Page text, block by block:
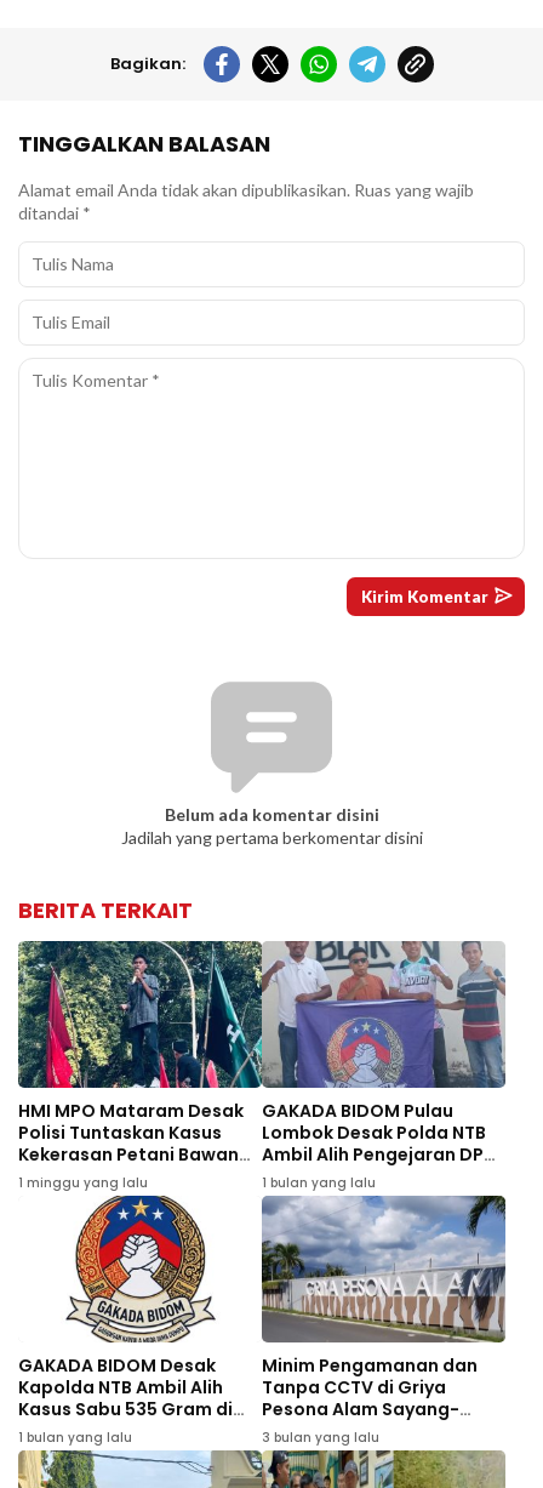
Bagikan:
TINGGALKAN BALASAN
Alamat email Anda tidak akan dipublikasikan. Ruas yang wajib
ditandai *
Belum ada komentar disini
Jadilah yang pertama berkomentar disini
BERITA TERKAIT
HMI MPO Mataram Desak
Polisi Tuntaskan Kasus
Kekerasan Petani Bawang
Bima
1 minggu yang lalu
GAKADA BIDOM Pulau
Lombok Desak Polda NTB
Ambil Alih Pengejaran DPO
Kasus Dugaan Peredaran
535 Gram Sabu di Bima
1 bulan yang lalu
GAKADA BIDOM Desak
Kapolda NTB Ambil Alih
Kasus Sabu 535 Gram di
Bima
1 bulan yang lalu
Minim Pengamanan dan
Tanpa CCTV di Griya
Pesona Alam Sayang-
Sayang, Warga Desak
Evaluasi Pengembang
Perumahan
3 bulan yang lalu